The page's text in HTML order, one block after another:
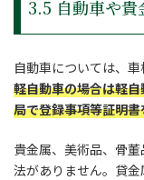
3.5 自動車や
自動車については、
軽自動車の場合は軽
局で登録事項等証明
貴金属、美術品、骨
法がありません。貸